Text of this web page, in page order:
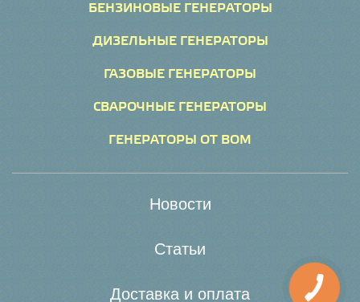
БЕНЗИНОВЫЕ ГЕНЕРАТОРЫ
ДИЗЕЛЬНЫЕ ГЕНЕРАТОРЫ
ГАЗОВЫЕ ГЕНЕРАТОРЫ
СВАРОЧНЫЕ ГЕНЕРАТОРЫ
ГЕНЕРАТОРЫ ОТ ВОМ
Новости
Статьи
Доставка и оплата